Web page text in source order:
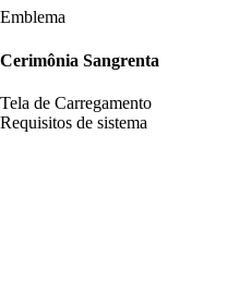
Emblema
Cerimônia Sangrenta
Tela de Carregamento
Requisitos de sistema